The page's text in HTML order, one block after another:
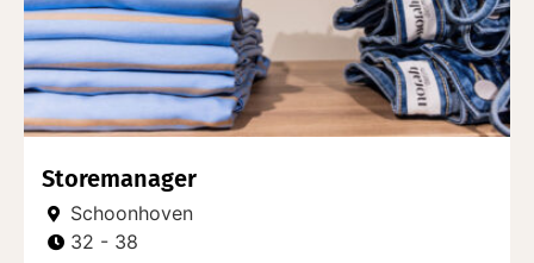
Storemanager
Schoonhoven
32 - 38